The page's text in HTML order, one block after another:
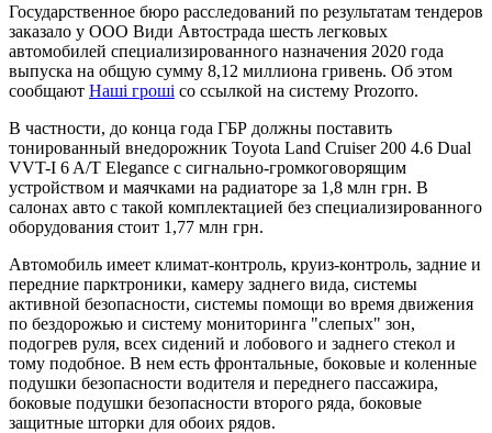
Государственное бюро расследований по результатам тендеров
заказало у ООО Види Автострада шесть легковых
автомобилей специализированного назначения 2020 года
выпуска на общую сумму 8,12 миллиона гривень. Об этом
сообщают Наші гроші со ссылкой на систему Prozorro.
В частности, до конца года ГБР должны поставить
тонированный внедорожник Toyota Land Cruiser 200 4.6 Dual
VVT-I 6 A/T Elegance с сигнально-громкоговорящим
устройством и маячками на радиаторе за 1,8 млн грн. В
салонах авто с такой комплектацией без специализированного
оборудования стоит 1,77 млн грн.
Автомобиль имеет климат-контроль, круиз-контроль, задние и
передние парктроники, камеру заднего вида, системы
активной безопасности, системы помощи во время движения
по бездорожью и систему мониторинга "слепых" зон,
подогрев руля, всех сидений и лобового и заднего стекол и
тому подобное. В нем есть фронтальные, боковые и коленные
подушки безопасности водителя и переднего пассажира,
боковые подушки безопасности второго ряда, боковые
защитные шторки для обоих рядов.